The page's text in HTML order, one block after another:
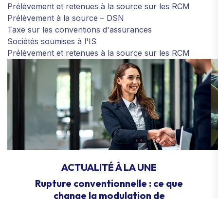
Prélèvement et retenues à la source sur les RCM
Prélèvement à la source – DSN
Taxe sur les conventions d'assurances
Sociétés soumises à l'IS
Prélèvement et retenues à la source sur les RCM
ACTUALITÉ À LA UNE
Rupture conventionnelle : ce que
change la modulation de